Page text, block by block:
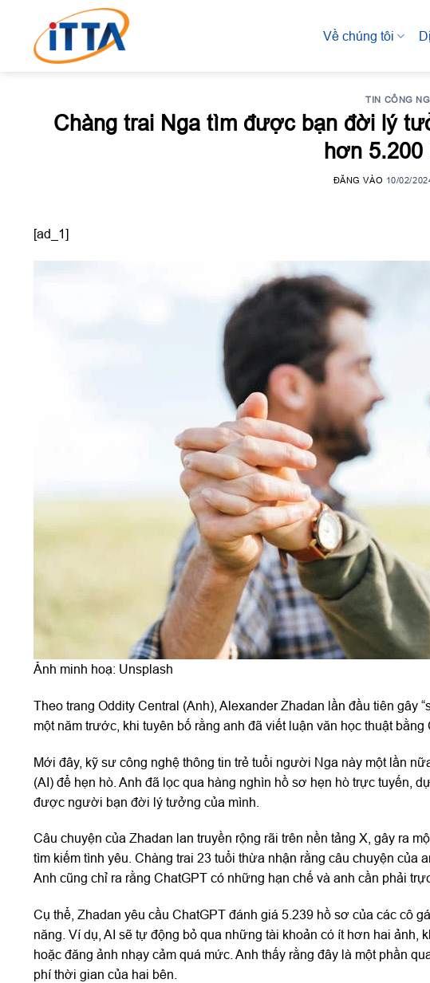
content
Về chúng tôi
TIN CÔNG
Chàng trai Nga tìm được bạn đời lý
hơn 5.200
ĐĂNG VÀO 10/02/
[ad_1]
Ảnh minh hoạ: Unsplash
Theo trang Oddity Central (Anh), Alexander Zhadan lần đầu tiên gây
một năm trước, khi tuyên bố rằng anh đã viết luận văn học thuật bằng
Mới đây, kỹ sư công nghệ thông tin trẻ tuổi người Nga này một lần
(AI) để hẹn hò. Anh đã lọc qua hàng nghìn hồ sơ hẹn hò trực tuyến,
được người bạn đời lý tưởng của mình.
Câu chuyện của Zhadan lan truyền rộng rãi trên nền tảng X, gây ra
tìm kiếm tình yêu. Chàng trai 23 tuổi thừa nhận rằng câu chuyện của
Anh cũng chỉ ra rằng ChatGPT có những hạn chế và anh cần phải
Cụ thể, Zhadan yêu cầu ChatGPT đánh giá 5.239 hồ sơ của các cô
năng. Ví dụ, AI sẽ tự động bỏ qua những tài khoản có ít hơn hai ảnh,
hoặc đăng ảnh nhạy cảm quá mức. Anh thấy rằng đây là một phần
phí thời gian của hai bên.